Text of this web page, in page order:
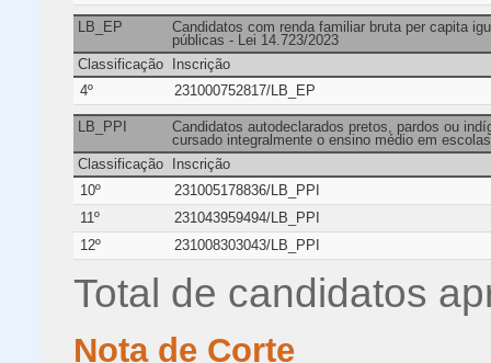
LB_EP
Candidatos com renda familiar bruta per capita
públicas - Lei 14.723/2023
Classificação
Inscrição
4º
231000752817/LB_EP
LB_PPI
Candidatos autodeclarados pretos, pardos ou
cursado integralmente o ensino médio em
Classificação
Inscrição
10º
231005178836/LB_PPI
11º
231043959494/LB_PPI
12º
231008303043/LB_PPI
Total de candidatos
Nota de Corte